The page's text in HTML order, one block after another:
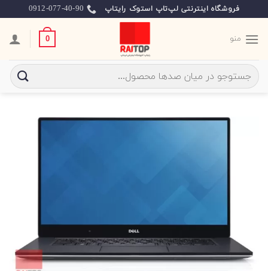
to
content
فروشگاه اینترنتی لپ‌تاپ استوک رایتاپ 0912-077-40-90
منو 0
جستجو
برای: